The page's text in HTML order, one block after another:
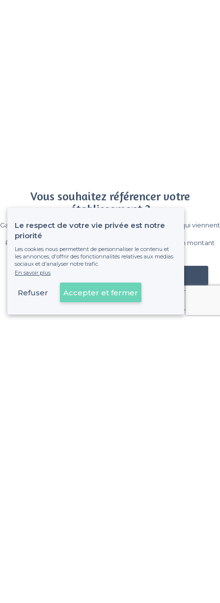
Vous souhaitez référencer votre
établissement ?
Gagnez de nombreux clients parmi le million de visiteurs qui viennent
Pas de commissions et sans engagement, vous payez un montant
fixe sans risque de voir déraper la facture.
Référencer mon établissement
Déjà client
Le respect de votre vie privée est notre
priorité
Les cookies nous permettent de personnaliser le contenu et
les annonces, d'offrir des fonctionnalités relatives aux médias
sociaux et d'analyser notre trafic.
En savoir plus
Refuser Accepter et fermer